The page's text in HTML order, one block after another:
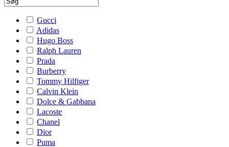
Gucci
Adidas
Hugo Boss
Ralph Lauren
Prada
Burberry
Tommy Hilfiger
Calvin Klein
Dolce & Gabbana
Lacoste
Chanel
Dior
Puma